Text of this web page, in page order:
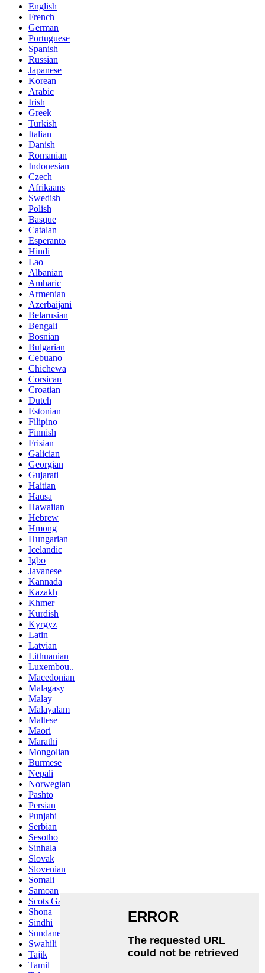
English
French
German
Portuguese
Spanish
Russian
Japanese
Korean
Arabic
Irish
Greek
Turkish
Italian
Danish
Romanian
Indonesian
Czech
Afrikaans
Swedish
Polish
Basque
Catalan
Esperanto
Hindi
Lao
Albanian
Amharic
Armenian
Azerbaijani
Belarusian
Bengali
Bosnian
Bulgarian
Cebuano
Chichewa
Corsican
Croatian
Dutch
Estonian
Filipino
Finnish
Frisian
Galician
Georgian
Gujarati
Haitian
Hausa
Hawaiian
Hebrew
Hmong
Hungarian
Icelandic
Igbo
Javanese
Kannada
Kazakh
Khmer
Kurdish
Kyrgyz
Latin
Latvian
Lithuanian
Luxembou..
Macedonian
Malagasy
Malay
Malayalam
Maltese
Maori
Marathi
Mongolian
Burmese
Nepali
Norwegian
Pashto
Persian
Punjabi
Serbian
Sesotho
Sinhala
Slovak
Slovenian
Somali
Samoan
Scots Gaelic
Shona
Sindhi
Sundanese
Swahili
Tajik
Tamil